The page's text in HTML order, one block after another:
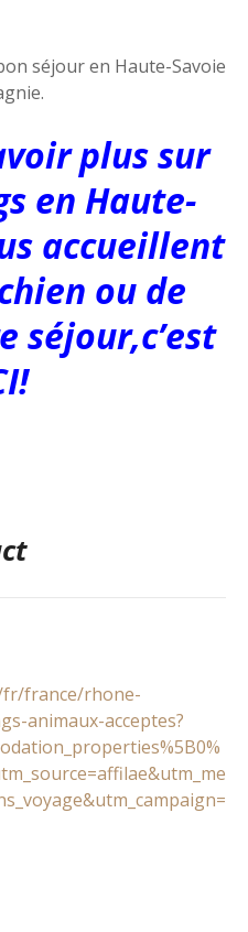
séjour en Haute-Savoie
plus sur
en Haute-
accueillent
ou de
séjour,c’est
fr/france/rhone-
animaux-acceptes?